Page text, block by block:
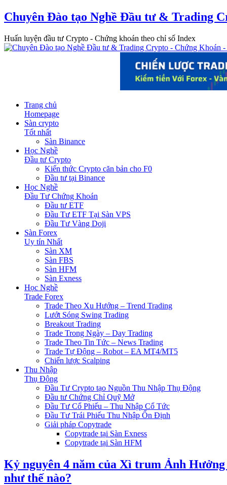
Chuyên Đào tạo Nghề Đầu tư & Trading
Huấn luyện đầu tư Crypto - Chứng khoán theo chỉ số Index
Trang chủ
Homepage
Sàn crypto
Tốt nhất
Sàn Binance
Học Nghề
Đầu tư Crypto
Kiến thức Crypto căn bản cho F0
Đầu tư tại Binance
Học Nghề
Đầu Tư Chứng Khoán
Đầu tư ETF
Đầu Tư ETF Tại Sàn VPS
Đầu Tư Vàng Doji
Sàn Forex
Uy tín Nhất
Sàn XM
Sàn FBS
Sàn HFM
Sàn Exness
Học Nghề
Trade Forex
Trade Theo Xu Hướng – Trend Trading
Lướt Sóng Swing Trading
Breakout Trading
Trade Trong Ngày – Day Trading
Trade Theo Tin Tức – News Trading
Trade Tự Động – Robot – EA MT4/MT5
Chiến lược Scalping
Thu Nhập
Thụ Động
Đầu Tư Crypto tạo Nguồn Thu Nhập Thụ Động
Đầu tư Chứng Chỉ Quỹ Mở
Đầu Tư Cổ Phiếu – Thu Nhập Cổ Tức
Đầu Tư Trái Phiếu Thu Nhập Ổn Định
Giải pháp Copytrade
Copytrade tại Sàn Exness
Copytrade tại Sàn HFM
Kỷ nguyên 4 năm của Xì trum Ảnh
như thế nào?